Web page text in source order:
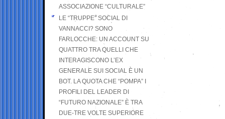
ASSOCIAZIONE “CULTURALE”
LE “TRUPPE” SOCIAL DI
VANNACCI? SONO
FARLOCCHE: UN ACCOUNT SU
QUATTRO TRA QUELLI CHE
INTERAGISCONO L’EX
GENERALE SUI SOCIAL È UN
BOT. LA QUOTA CHE “POMPA” I
PROFILI DEL LEADER DI
“FUTURO NAZIONALE” È TRA
DUE-TRE VOLTE SUPERIORE